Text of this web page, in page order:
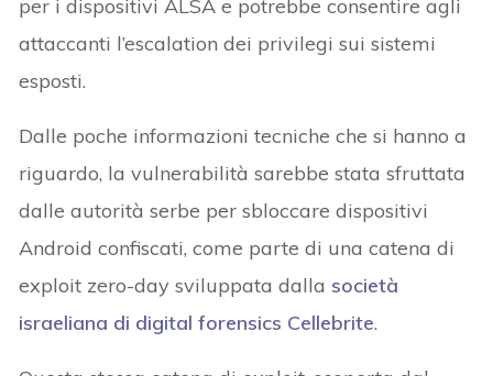
per i dispositivi ALSA e potrebbe consentire agli
attaccanti l’escalation dei privilegi sui sistemi
esposti.
Dalle poche informazioni tecniche che si hanno a
riguardo, la vulnerabilità sarebbe stata sfruttata
dalle autorità serbe per sbloccare dispositivi
Android confiscati, come parte di una catena di
exploit zero-day sviluppata dalla società
israeliana di digital forensics Cellebrite.